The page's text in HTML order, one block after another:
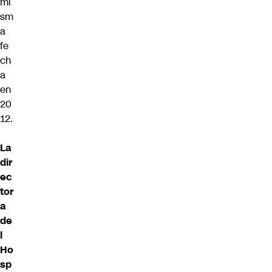
sm
a
fe
ch
a
en
20
12.
La
dir
ec
tor
a
de
l
Ho
sp